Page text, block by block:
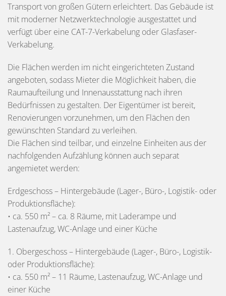
Transport von großen Gütern erleichtert. Das Gebäude ist
mit moderner Netzwerktechnologie ausgestattet und
verfügt über eine CAT-7-Verkabelung oder Glasfaser-
Verkabelung.
Die Flächen werden im nicht eingerichteten Zustand
angeboten, sodass Mieter die Möglichkeit haben, die
Raumaufteilung und Innenausstattung nach ihren
Bedürfnissen zu gestalten. Der Eigentümer ist bereit,
Renovierungen vorzunehmen, um den Flächen den
gewünschten Standard zu verleihen.
Die Flächen sind teilbar, und einzelne Einheiten aus der
nachfolgenden Aufzählung können auch separat
angemietet werden:
Erdgeschoss – Hintergebäude (Lager-, Büro-, Logistik- oder
Produktionsfläche):
• ca. 550 m² – ca. 8 Räume, mit Laderampe und
Lastenaufzug, WC-Anlage und einer Küche
1. Obergeschoss – Hintergebäude (Lager-, Büro-, Logistik-
oder Produktionsfläche):
• ca. 550 m² – 11 Räume, Lastenaufzug, WC-Anlage und
einer Küche